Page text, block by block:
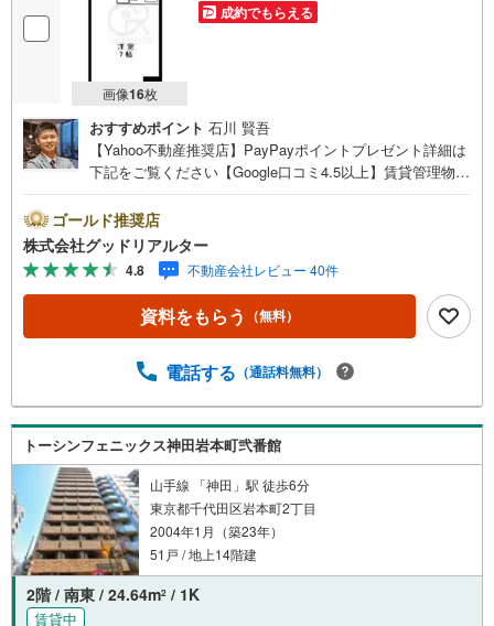
画像16枚
成約でもらえる
おすすめポイント 石川 賢吾
【Yahoo不動産推奨店】PayPayポイントプレゼント詳細は
下記をご覧ください【Google口コミ4.5以上】賃貸管理物件
介です。投資用マンションを購入する際、最大のリスクは
空室リスクです。利回りがいくら高かろうとも、空室が続
いてしまえば、絵に描いた餅になってしまいます。弊社で
ご紹介するマンションは、人気エリアのお薦め物件はもち
ろんのこと、エリアのニーズに合った人気のお部屋等、賃
貸営業経験スタッフの培ってきた知識と経験を基に物件を
ての対策はお任せください。掲載されている物件は、弊社
い合わせください。※記載賃料等の収入や利回りは、将来に
わたり、得られることを保証するものではありません。※賃
料等については、賃貸中のものについては現在の賃料等
で、空室または所有者居住中等のものについては、周辺の
賃料相場に基づき、満室時を想定して表示しています。
ゴールド推奨店
株式会社グッドリアルター
4.8 不動産会社レビュー 40件
資料をもらう （無料）
電話する （通話料無料）
トーシンフェニックス神田岩本町弐番館
山手線 「神田」駅 徒歩6分
東京都千代田区岩本町2丁目
2004年1月（築23年）
51戸 / 地上14階建
2階 / 南東 / 24.64m2 / 1K
賃貸中